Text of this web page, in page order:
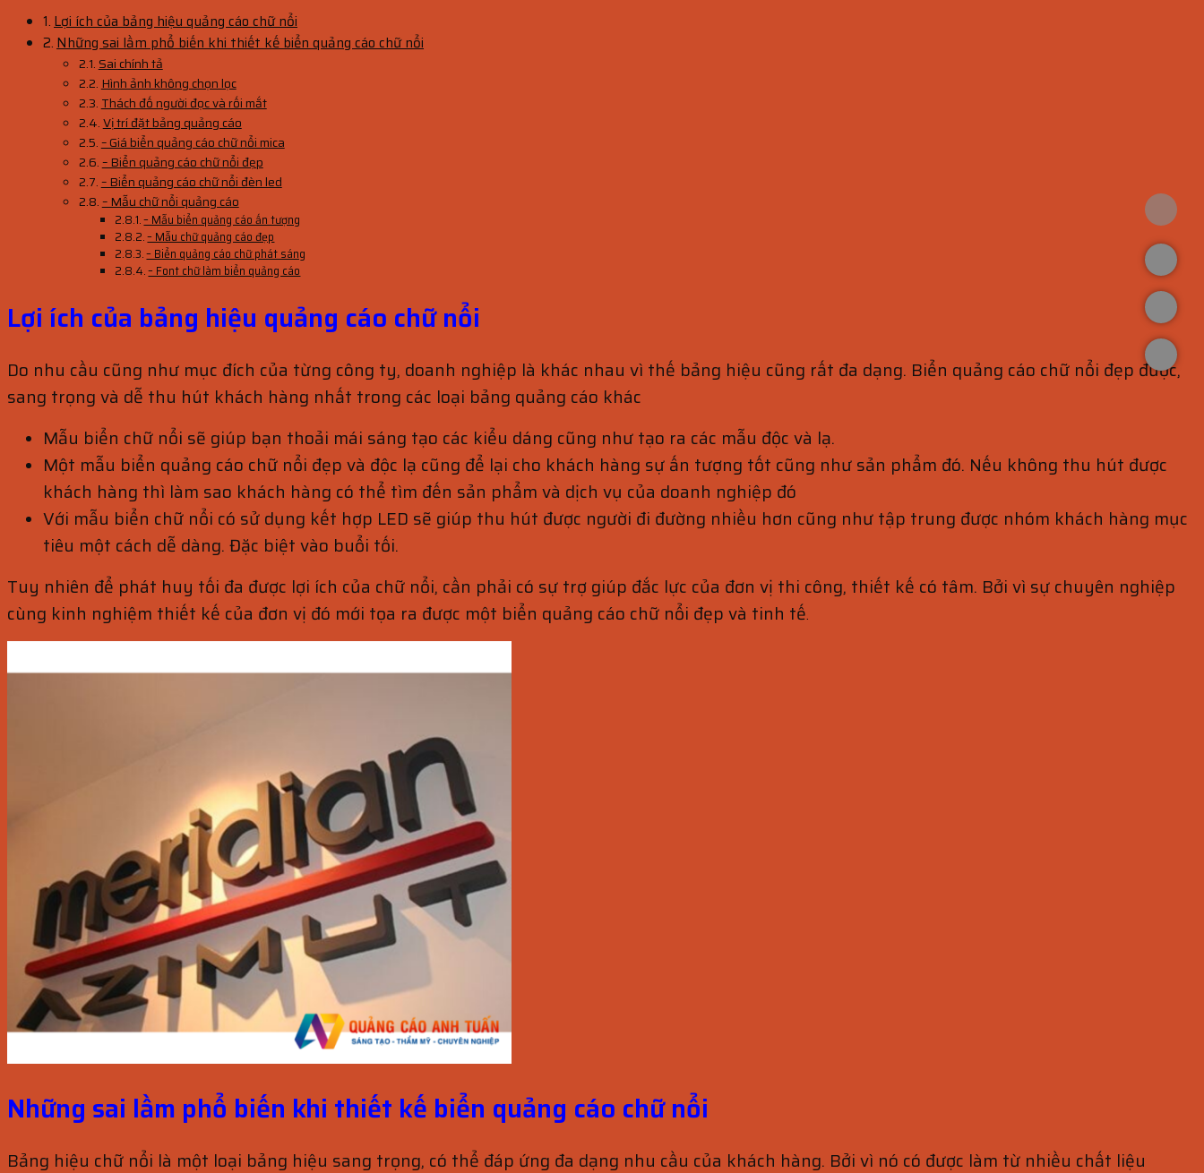
Lợi ích của bảng hiệu quảng cáo chữ nổi
Những sai lầm phổ biến khi thiết kế biển quảng cáo chữ nổi
Sai chính tả
Hình ảnh không chọn lọc
Thách đố người đọc và rối mắt
Vị trí đặt bảng quảng cáo
– Giá biển quảng cáo chữ nổi mica
– Biển quảng cáo chữ nổi đẹp
– Biển quảng cáo chữ nổi đèn led
– Mẫu chữ nổi quảng cáo
– Mẫu biển quảng cáo ấn tượng
– Mẫu chữ quảng cáo đẹp
– Biển quảng cáo chữ phát sáng
– Font chữ làm biển quảng cáo
Lợi ích của bảng hiệu quảng cáo chữ nổi
Do nhu cầu cũng như mục đích của từng công ty, doanh nghiệp là khác nhau vì thế bảng hiệu cũng rất đa dạng. Biển quảng cáo chữ nổi đẹp được,
sang trọng và dễ thu hút khách hàng nhất trong các loại bảng quảng cáo khác
Mẫu biển chữ nổi sẽ giúp bạn thoải mái sáng tạo các kiểu dáng cũng như tạo ra các mẫu độc và lạ.
Một mẫu biển quảng cáo chữ nổi đẹp và độc lạ cũng để lại cho khách hàng sự ấn tượng tốt cũng như sản phẩm đó. Nếu không thu hút được
khách hàng thì làm sao khách hàng có thể tìm đến sản phẩm và dịch vụ của doanh nghiệp đó
Với mẫu biển chữ nổi có sử dụng kết hợp LED sẽ giúp thu hút được người đi đường nhiều hơn cũng như tập trung được nhóm khách hàng mục
tiêu một cách dễ dàng. Đặc biệt vào buổi tối.
Tuy nhiên để phát huy tối đa được lợi ích của chữ nổi, cần phải có sự trợ giúp đắc lực của đơn vị thi công, thiết kế có tâm. Bởi vì sự chuyên nghiệp
cùng kinh nghiệm thiết kế của đơn vị đó mới tọa ra được một biển quảng cáo chữ nổi đẹp và tinh tế.
Những sai lầm phổ biến khi thiết kế biển quảng cáo chữ nổi
Bảng hiệu chữ nổi là một loại bảng hiệu sang trọng, có thể đáp ứng đa dạng nhu cầu của khách hàng. Bởi vì nó có được làm từ nhiều chất liệu